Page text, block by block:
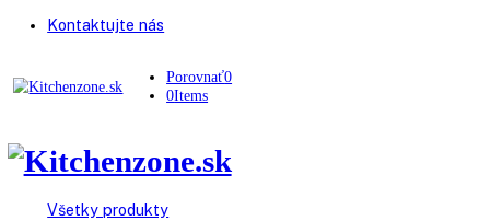
Kontaktujte nás
Porovnať
0Items